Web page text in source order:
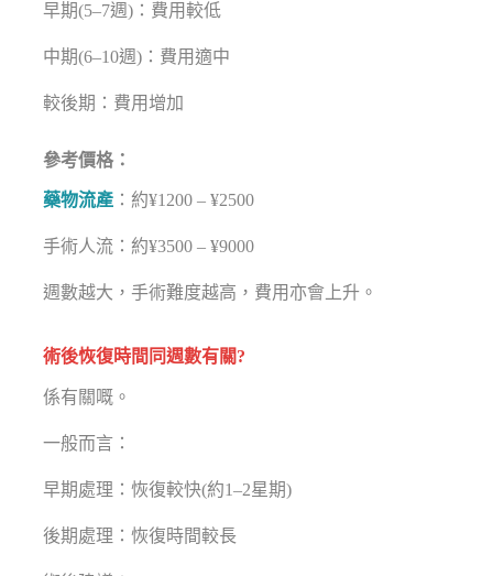
早期(5–7週)：費用較低
中期(6–10週)：費用適中
較後期：費用增加
參考價格：
藥物流產 ：約¥1200 – ¥2500
手術人流：約¥3500 – ¥9000
週數越大，手術難度越高，費用亦會上升。
術後恢復時間同週數有關?
係有關嘅。
一般而言：
早期處理：恢復較快(約1–2星期)
後期處理：恢復時間較長